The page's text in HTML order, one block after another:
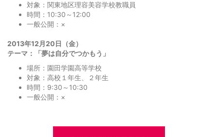
対象：関東地区理容美容学校教職員
時間：10:30～12:00
一般公開：×
2013年12月20日（金）
テーマ：「夢は自分でつかもう」
場所：園田学園高等学校
対象：高校１年生、２年生
時間：9:30～10:30
一般公開：×